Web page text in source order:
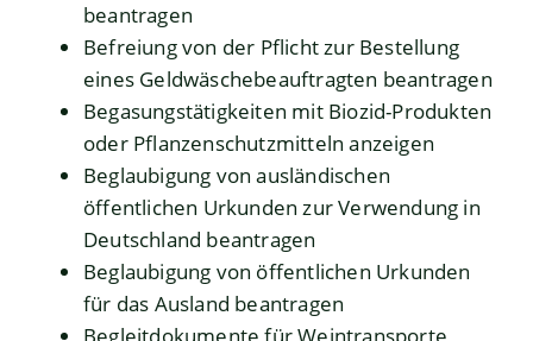
beantragen
Befreiung von der Pflicht zur Bestellung
eines Geldwäschebeauftragten beantragen
Begasungstätigkeiten mit Biozid-Produkten
oder Pflanzenschutzmitteln anzeigen
Beglaubigung von ausländischen
öffentlichen Urkunden zur Verwendung in
Deutschland beantragen
Beglaubigung von öffentlichen Urkunden
für das Ausland beantragen